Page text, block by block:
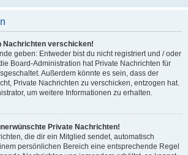
Nachrichten verschicken!
geben: Entweder bist du nicht registriert und / oder
Board-Administration hat Private Nachrichten für
Außerdem könnte es sein, dass der
Private Nachrichten zu verschicken, entzogen hat.
um weitere Informationen zu erhalten.
Private Nachrichten!
die dir ein Mitglied sendet, automatisch
persönlichen Bereich eine entsprechende Regel